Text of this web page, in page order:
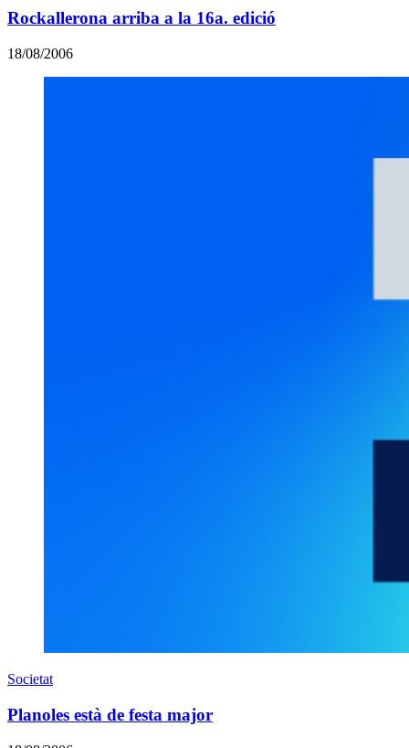
Rockallerona arriba a la 16a. edició
18/08/2006
Societat
Planoles està de festa major